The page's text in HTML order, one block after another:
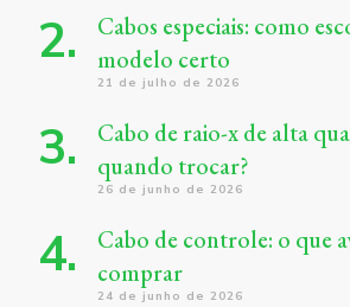
Cabos especiais: como
modelo certo
21 de julho de 2026
Cabo de raio-x de alta
quando trocar?
26 de junho de 2026
Cabo de controle: o que
comprar
24 de junho de 2026